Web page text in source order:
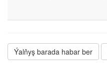
Ýalňyş barada habar ber